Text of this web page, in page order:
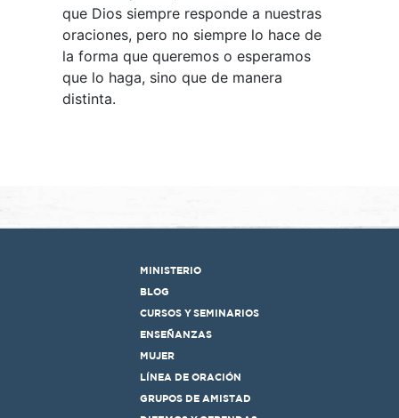
que Dios siempre responde a nuestras
oraciones, pero no siempre lo hace de
la forma que queremos o esperamos
que lo haga, sino que de manera
distinta.
MINISTERIO
BLOG
CURSOS Y SEMINARIOS
ENSEÑANZAS
MUJER
LÍNEA DE ORACIÓN
GRUPOS DE AMISTAD